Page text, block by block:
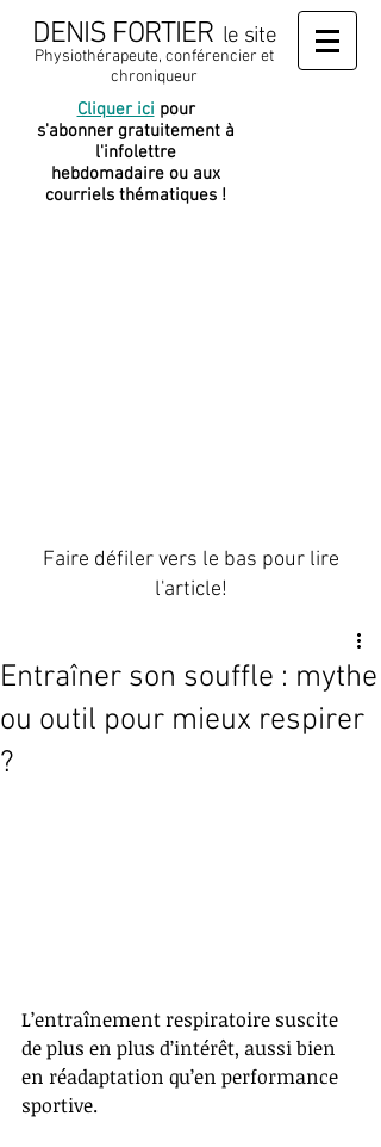
DENIS FORTIER le site
Physiothérapeute, conférencier et
chroniqueur
Cliquer ici pour
s'abonner gratuitement à
l'infolettre
hebdomadaire ou aux
courriels thématiques !
Faire défiler vers le bas pour lire
l'article!
Entraîner son souffle : mythe
ou outil pour mieux respirer
?
L’entraînement respiratoire suscite
de plus en plus d’intérêt, aussi bien
en réadaptation qu’en performance
sportive.